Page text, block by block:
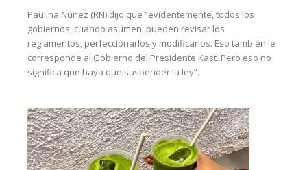
Paulina Núñez (RN) dijo que “evidentemente, todos los
gobiernos, cuando asumen, pueden revisar los
reglamentos, perfeccionarlos y modificarlos. Eso también le
corresponde al Gobierno del Presidente Kast. Pero eso no
significa que haya que suspender la ley”.